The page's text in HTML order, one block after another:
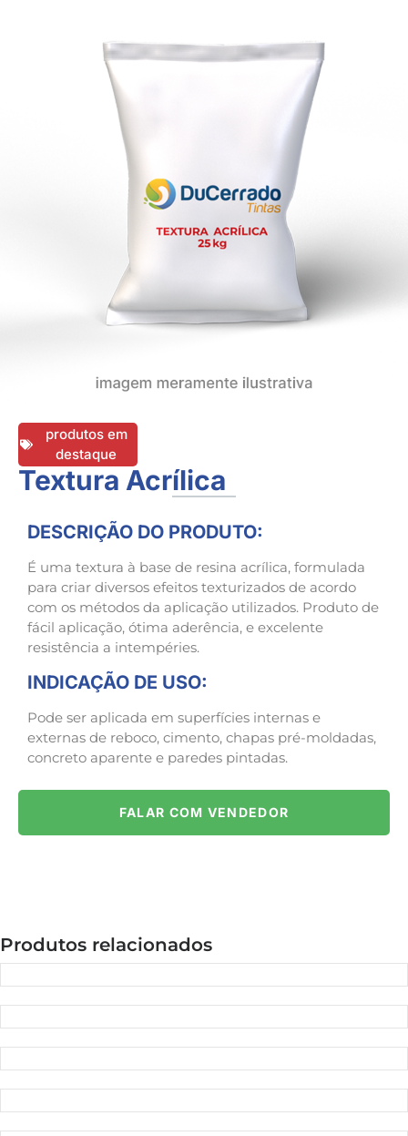
produtos em
destaque
Textura Acrílica
DESCRIÇÃO DO PRODUTO:
É uma textura à base de resina acrílica, formulada
para criar diversos efeitos texturizados de acordo
com os métodos da aplicação utilizados. Produto de
fácil aplicação, ótima aderência, e excelente
resistência a intempéries.
INDICAÇÃO DE USO:
Pode ser aplicada em superfícies internas e
externas de reboco, cimento, chapas pré-moldadas,
concreto aparente e paredes pintadas.
FALAR COM VENDEDOR
Produtos relacionados